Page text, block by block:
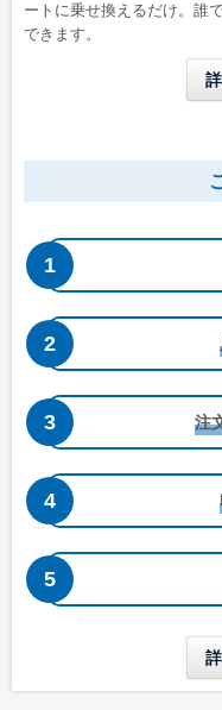
W105 x H235 mm
A4三つ折りが入る
A4三つ折りが入る
ートに乗せ換えるだけ。誰
できます。
注